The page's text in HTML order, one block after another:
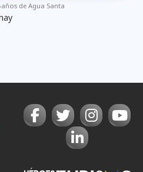
de Agua Santa